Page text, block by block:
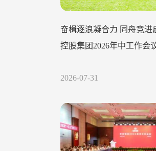
奋楫逐浪凝合力 同舟竞进启新程——华友
控股集团2026年中工作会
2026-07-31